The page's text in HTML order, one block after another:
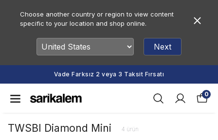
Choose another country or region to view content
specific to your location and shop online.
Next
Vade Farksız 2 veya 3 Taksit Fırsatı
0
TWSBI Diamond Mini 4 ürün